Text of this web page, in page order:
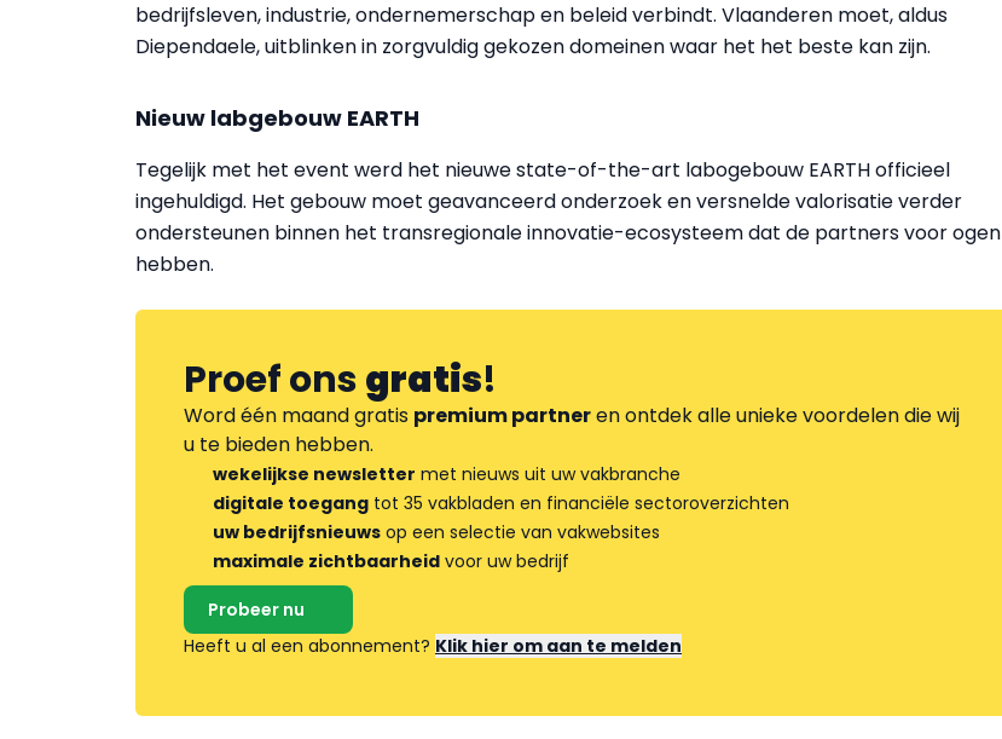
bedrijfsleven, industrie, ondernemerschap en beleid verbindt. Vlaanderen moet, aldus
Diependaele, uitblinken in zorgvuldig gekozen domeinen waar het het beste kan zijn.
Nieuw labgebouw EARTH
Tegelijk met het event werd het nieuwe state-of-the-art labogebouw EARTH officieel
ingehuldigd. Het gebouw moet geavanceerd onderzoek en versnelde valorisatie verder
ondersteunen binnen het transregionale innovatie-ecosysteem dat de partners voor ogen
hebben.
Proef onsgratis!
Word één maand gratis premium partneren ontdek alle unieke voordelen die wij
u te bieden hebben.
wekelijkse newsletter met nieuws uit uw vakbranche
digitale toegang tot 35 vakbladen en financiële sectoroverzichten
uw bedrijfsnieuws op een selectie van vakwebsites
maximale zichtbaarheid voor uw bedrijf
Probeer nu
Heeft u al een abonnement? Klik hier om aan te melden